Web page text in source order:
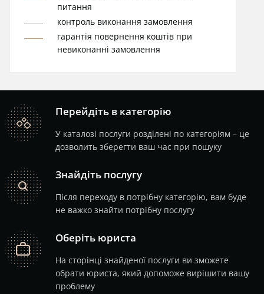
питання
контроль виконання замовлення
гарантія повернення коштів при
невиконанні замовлення
catalog
Перейдіть в категорію
У каталозі послуги розділені по категоріям – це
дозволить зберегти ваш час при пошуку
search
Знайдіть послугу
Після переходу в потрібну категорію, вам буде
не важко знайти потрібну послугу
job
Оберіть юриста
На сторінці знайденої послуги ви зможете
обрати юриста, який допоможе вирішити вашу
проблему